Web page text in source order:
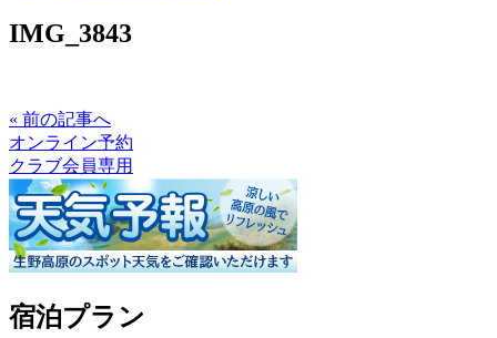
IMG_3843
« 前の記事へ
オンライン予約
クラブ会員専用
宿泊プラン